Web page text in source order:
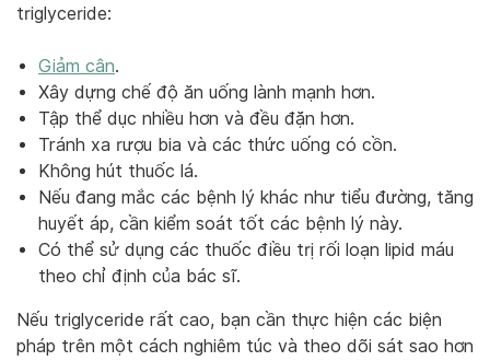
triglyceride:
Giảm cân.
Xây dựng chế độ ăn uống lành mạnh hơn.
Tập thể dục nhiều hơn và đều đặn hơn.
Tránh xa rượu bia và các thức uống có cồn.
Không hút thuốc lá.
Nếu đang mắc các bệnh lý khác như tiểu đường, tăng
huyết áp, cần kiểm soát tốt các bệnh lý này.
Có thể sử dụng các thuốc điều trị rối loạn lipid máu
theo chỉ định của bác sĩ.
Nếu triglyceride rất cao, bạn cần thực hiện các biện
pháp trên một cách nghiêm túc và theo dõi sát sao hơn